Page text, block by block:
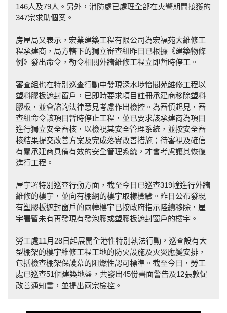
146人及79人。另外，消防處已處理全部在火警期間接獲的
347宗求助個案。
房屋局又表示，宏業建築工程有限公司為宏福苑大維修工
程承建商，局方轄下的獨立審查組昨日已根據《建築物條
例》發出命令，勒令相關外牆維修工程立即暫時停工。
審查組也在特別巡查行動中發現深水埗怡閣苑維修工程以
塑料膠板遮封窗戶，已即時要求項目註冊承建商移除塑料
膠板，並會諮詢法律意見考慮作出檢控。為審慎起見，審
查組命令該項目暫時停止工程，並已要求該承建商為項目
進行獨立安全審核，以檢視其安全管理系統，並按安全審
核結果提交改善方案及完成落實改善措施；待審視及確信
有關承建商具備有效的安全管理系統，才會考慮讓其恢復
進行工程。
屋宇署特別巡查行動方面，截至今日已巡查319幢進行外牆
維修的樓宇，並向有棚網的樓宇取樣檢驗。昨日公布發現
有塑膠板遮封窗戶的兩幢樓宇已按政府指示陸續移除，屋
宇署暫未有再發現有發泡膠或塑膠板遮封窗戶的樓宇。
勞工處11月28日起展開全港性特別執法行動，巡查設有大
型棚架的樓宇維修工程工地的防火設施及火災應變安排，
包括檢查棚架保護幕的阻燃性認可標準。截至今日，勞工
處已巡查51個建築地盤，共發出45份書面警告及12張敦促
改善通知書，並提出兩宗檢控。